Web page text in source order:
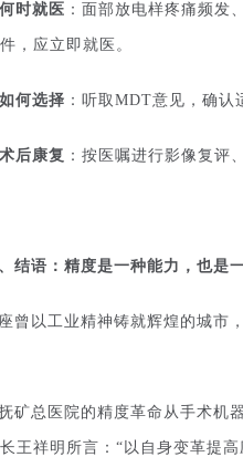
何时就医 ：面部放电样疼痛频发
，应立即就医。
如何选择 ：听取MDT意见，确认
术后康复 ：按医嘱进行影像复评
结语：精度是一种能力，也是
曾以工业精神铸就辉煌的城市
矿总医院的精度革命从手术机
王祥明所言：“以自身变革提